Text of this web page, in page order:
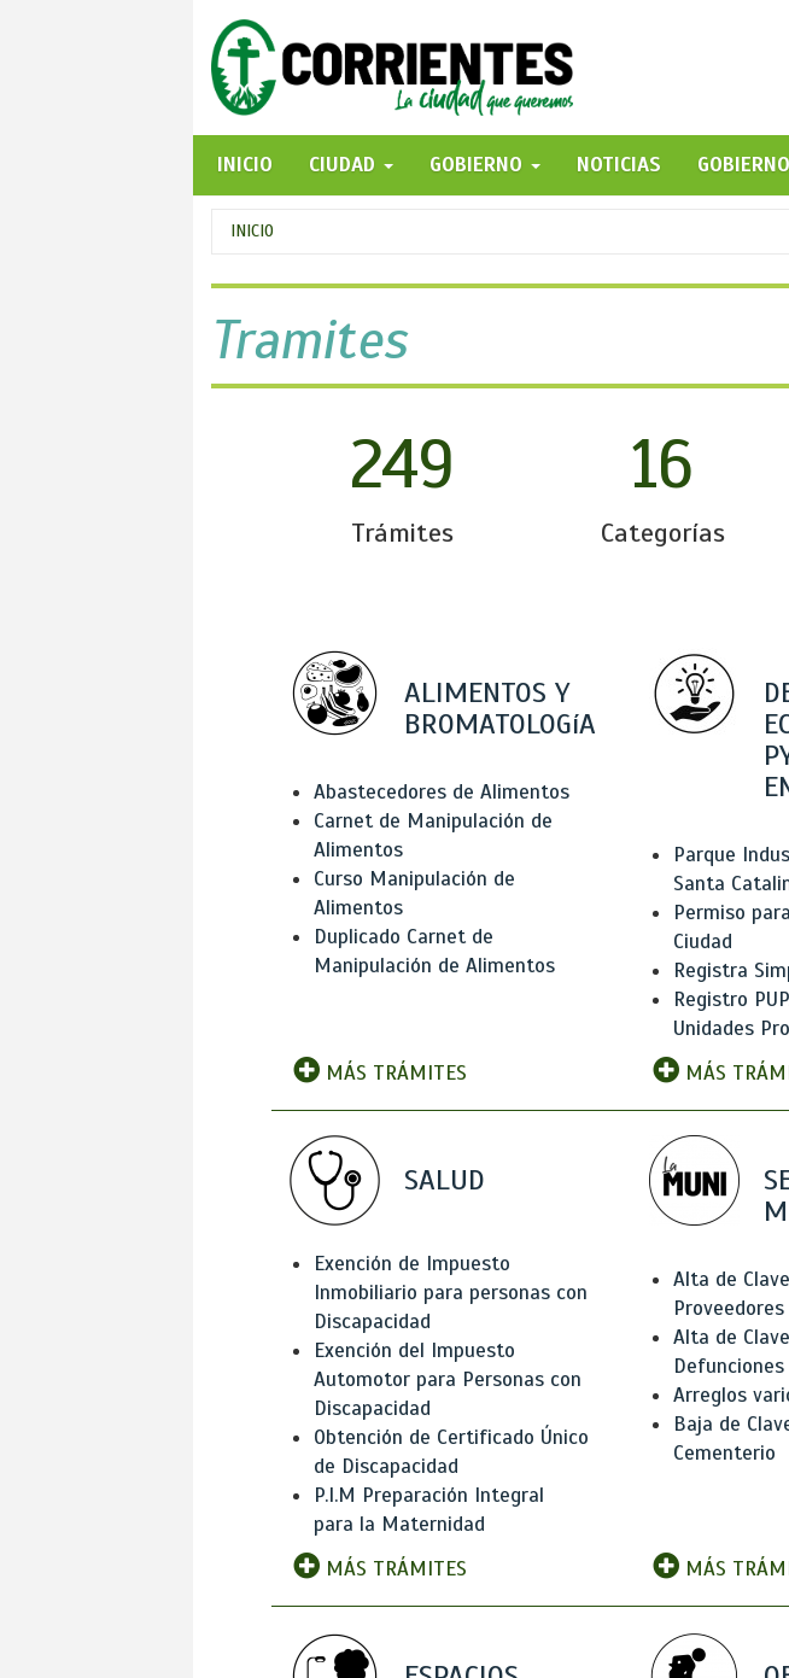
INICIO
CIUDAD GOBIERNO NOTICIAS
Se
encuentra
usted
aquí
INICIO
Tramites
249
Trámites
16
Categorías
ALIMENTOS Y
BROMATOLOGíA
Abastecedores de Alimentos
Carnet de Manipulación de
Alimentos
Curso Manipulación de
Alimentos
Duplicado Carnet de
Manipulación de Alimentos
MÁS TRÁMITES
Parque
Santa
Permiso
Ciudad
Registra
Registro
Unidades
MÁS
SALUD
Exención de Impuesto
Inmobiliario para personas con
Discapacidad
Exención del Impuesto
Automotor para Personas con
Discapacidad
Obtención de Certificado Único
de Discapacidad
P.I.M Preparación Integral
para la Maternidad
MÁS TRÁMITES
Alta de
Proveedores
Alta de
Defunciones
Arreglos
Baja de
Cementerio
MÁS